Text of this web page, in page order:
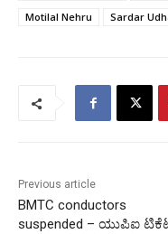
Motilal Nehru
Sardar
Previous article
BMTC conductors
suspended – ಯುಪಿಐ